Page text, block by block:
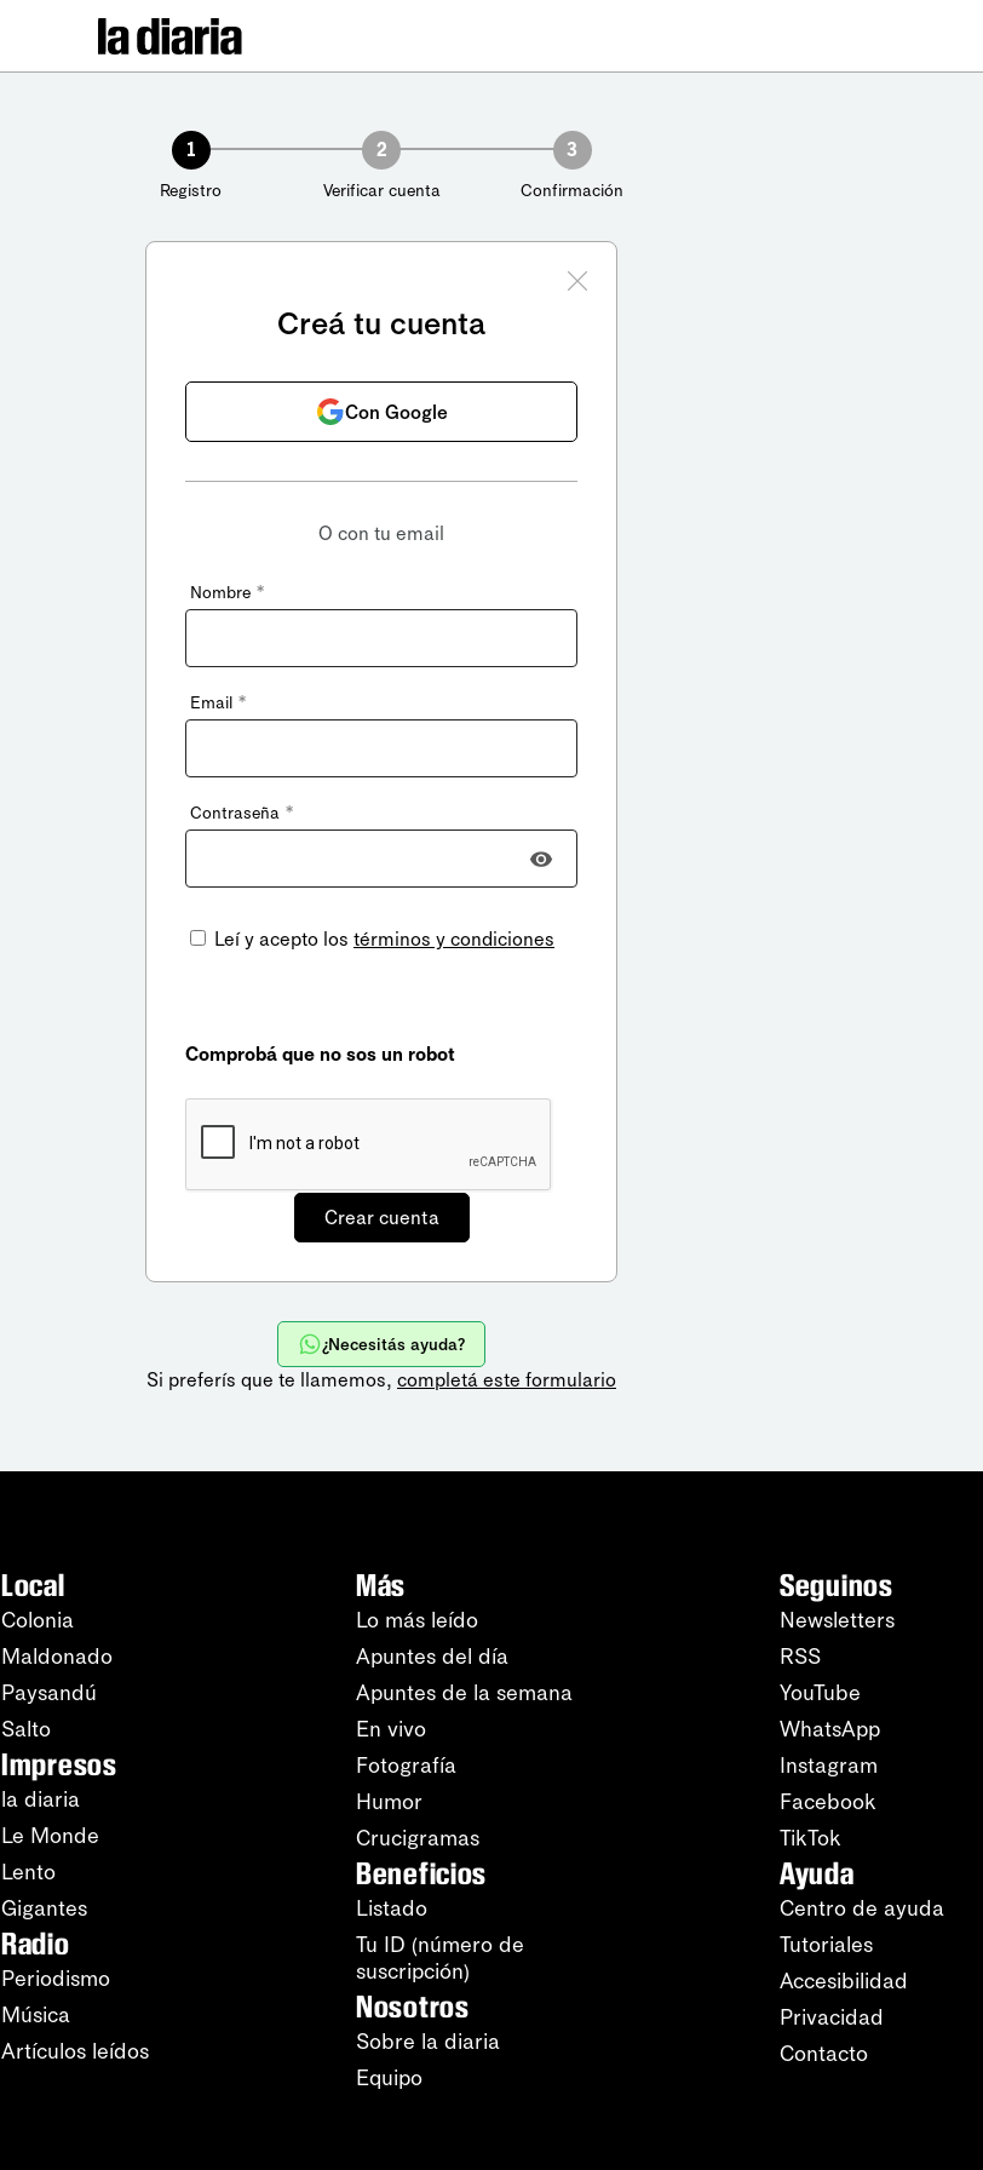
1
Registro
2
Verificar cuenta
3
Confirmación
Creá tu cuenta
Con Google
O con tu email
Nombre *
Email *
Contraseña *
Leí y acepto los términos y condiciones
Comprobá que no sos un robot
¿Necesitás ayuda?
Si preferís que te llamemos, completá este formulario
Local
Colonia
Maldonado
Paysandú
Salto
Impresos
la diaria
Le Monde
Lento
Gigantes
Radio
Periodismo
Música
Artículos leídos
Más
Lo más leído
Apuntes del día
Apuntes de la semana
En vivo
Fotografía
Humor
Crucigramas
Beneficios
Listado
Tu ID (número de
suscripción)
Nosotros
Sobre la diaria
Equipo
Seguinos
Newsletters
RSS
YouTube
WhatsApp
Instagram
Facebook
TikTok
Ayuda
Centro de ayuda
Tutoriales
Accesibilidad
Privacidad
Contacto